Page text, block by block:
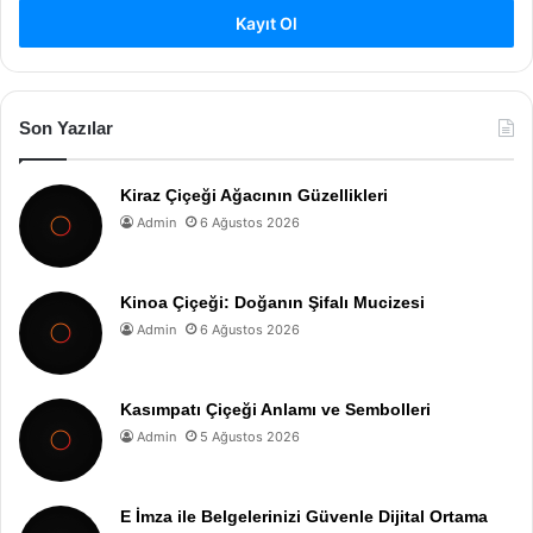
Kayıt Ol
Son Yazılar
Kiraz Çiçeği Ağacının Güzellikleri
Admin 6 Ağustos 2026
Kinoa Çiçeği: Doğanın Şifalı Mucizesi
Admin 6 Ağustos 2026
Kasımpatı Çiçeği Anlamı ve Sembolleri
Admin 5 Ağustos 2026
E İmza ile Belgelerinizi Güvenle Dijital Ortama